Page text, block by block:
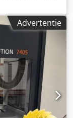
kg Prijs: Op
aanwezig: Ja - └
Ja - CE
-
- Aantal units
Unittype:
Advertentie